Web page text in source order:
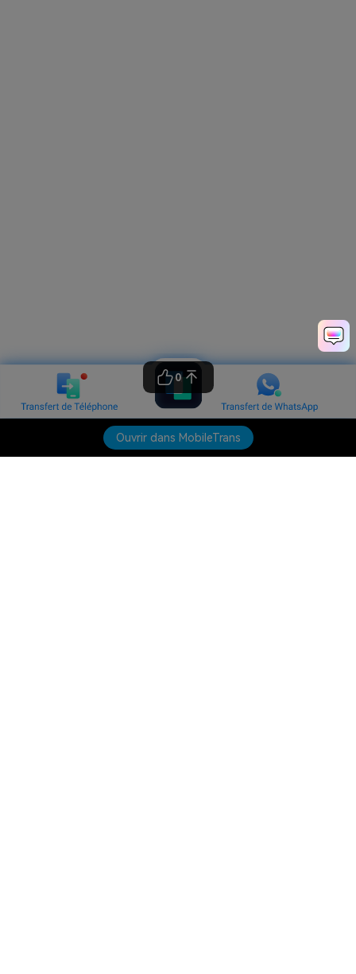
Ouvrir dans MobileTrans
0